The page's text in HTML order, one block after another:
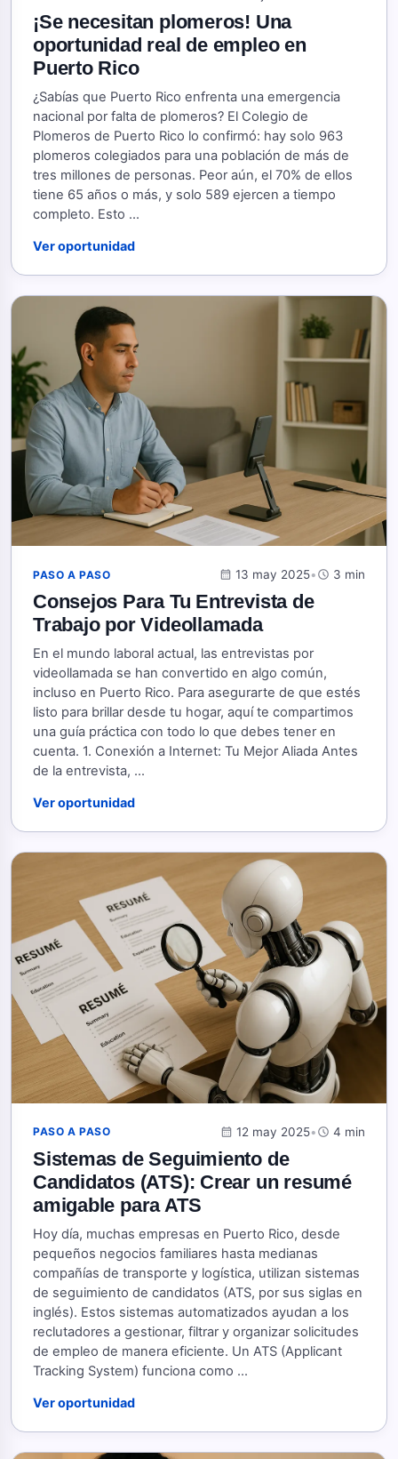
¡Se necesitan plomeros! Una
oportunidad real de empleo en
Puerto Rico
¿Sabías que Puerto Rico enfrenta una emergencia
nacional por falta de plomeros? El Colegio de
Plomeros de Puerto Rico lo confirmó: hay solo 963
plomeros colegiados para una población de más de
tres millones de personas. Peor aún, el 70% de ellos
tiene 65 años o más, y solo 589 ejercen a tiempo
completo. Esto ...
Ver oportunidad
PASO A PASO calendar_month 13 may 2025•schedule 3 min
Consejos Para Tu Entrevista de
Trabajo por Videollamada
En el mundo laboral actual, las entrevistas por
videollamada se han convertido en algo común,
incluso en Puerto Rico. Para asegurarte de que estés
listo para brillar desde tu hogar, aquí te compartimos
una guía práctica con todo lo que debes tener en
cuenta. 1. Conexión a Internet: Tu Mejor Aliada Antes
de la entrevista, ...
Ver oportunidad
PASO A PASO calendar_month 12 may 2025•schedule 4 min
Sistemas de Seguimiento de
Candidatos (ATS): Crear un resumé
amigable para ATS
Hoy día, muchas empresas en Puerto Rico, desde
pequeños negocios familiares hasta medianas
compañías de transporte y logística, utilizan sistemas
de seguimiento de candidatos (ATS, por sus siglas en
inglés). Estos sistemas automatizados ayudan a los
reclutadores a gestionar, filtrar y organizar solicitudes
de empleo de manera eficiente. Un ATS (Applicant
Tracking System) funciona como ...
Ver oportunidad